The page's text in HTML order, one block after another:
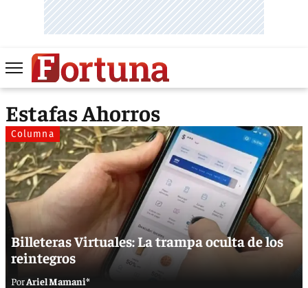
Estafas Ahorros
Columna
Billeteras Virtuales: La trampa oculta de los
reintegros
Ariel Mamani*